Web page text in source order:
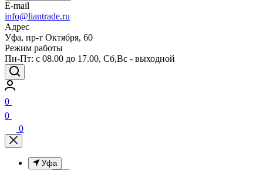
E-mail
info@liantrade.ru
Адрес
Уфа, пр-т Октября, 60
Режим работы
Пн-Пт: c 08.00 до 17.00, Cб,Вс - выходной
0
0
0
Уфа